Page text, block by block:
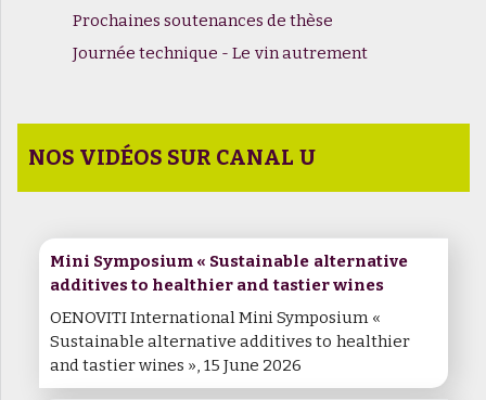
Prochaines soutenances de thèse
Journée technique - Le vin autrement
NOS VIDÉOS SUR CANAL U
Mini Symposium « Sustainable alternative
additives to healthier and tastier wines
OENOVITI International Mini Symposium «
Sustainable alternative additives to healthier
and tastier wines », 15 June 2026